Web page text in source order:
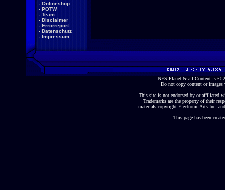
- Onlineshop
- POTW
- Team
- Disclaimer
- Errorreport
- Datenschutz
- Impressum
NFS-Planet & all Content is ©
Do not copy content or
This site is not endorsed by or affiliated
Trademarks are the property of their
materials copyright Electronic Arts Inc.
This page has been